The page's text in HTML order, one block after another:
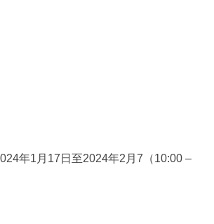
年1月17日至2024年2月7（10:00 –